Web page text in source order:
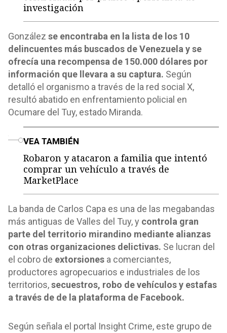
investigación
González se encontraba en la lista de los 10
delincuentes más buscados de Venezuela y se
ofrecía una recompensa de 150.000 dólares por
información que llevara a su captura. Según
detalló el organismo a través de la red social X,
resultó abatido en enfrentamiento policial en
Ocumare del Tuy, estado Miranda.
VEA TAMBIÉN
Robaron y atacaron a familia que intentó
comprar un vehículo a través de
MarketPlace
La banda de Carlos Capa es una de las megabandas
más antiguas de Valles del Tuy, y controla gran
parte del territorio mirandino mediante alianzas
con otras organizaciones delictivas. Se lucran del
el cobro de extorsiones a comerciantes,
productores agropecuarios e industriales de los
territorios,secuestros, robo de vehículos y estafas
a través de de la plataforma de Facebook.
Según señala el portal Insight Crime, este grupo de